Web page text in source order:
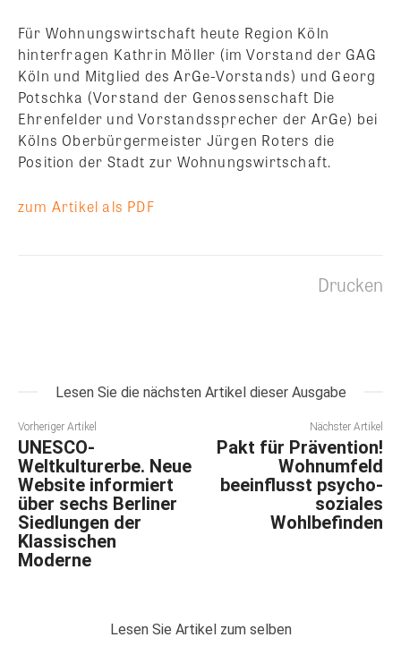
Für Wohnungswirtschaft heute Region Köln
hinterfragen Kathrin Möller (im Vorstand der GAG
Köln und Mitglied des ArGe-Vorstands) und Georg
Potschka (Vorstand der Genossenschaft Die
Ehrenfelder und Vorstandssprecher der ArGe) bei
Kölns Oberbürgermeister Jürgen Roters die
Position der Stadt zur Wohnungswirtschaft.
zum Artikel als PDF
Drucken
Lesen Sie die nächsten Artikel dieser Ausgabe
Vorheriger Artikel
UNESCO-
Weltkulturerbe. Neue
Website informiert
über sechs Berliner
Siedlungen der
Klassischen
Moderne
Nächster Artikel
Pakt für Prävention!
Wohnumfeld
beeinflusst psycho-
soziales
Wohlbefinden
Lesen Sie Artikel zum selben